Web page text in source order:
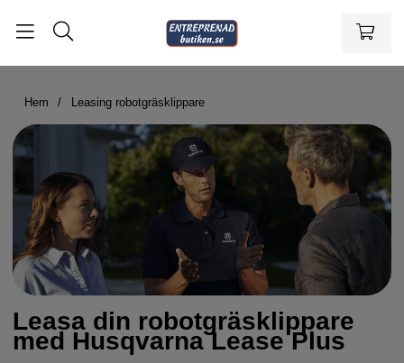
Hem Leasing robotgräsklippare
Leasa din robotgräsklippare
med Husqvarna Lease Plus